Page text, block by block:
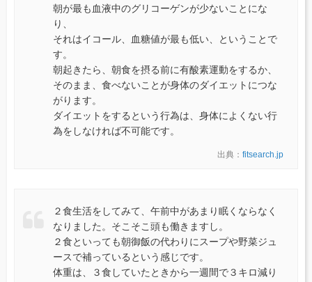
朝が最も血液中のグリコーゲンが少ないことにな
り、
それはイコール、血糖値が最も低い、ということで
す。
朝起きたら、朝食を摂る前に有酸素運動をするか、
そのまま、食べないことが身体のダイエットにつな
がります。
ダイエットをするという行為は、身体によくない行
為をしなければ不可能です。
出典： fitsearch.jp
２食生活をしてみて、午前中があまり眠くならなく
なりました。そこそこ頭も働きますし。
２食といっても朝御飯の代わりにスープや野菜ジュ
ースで補っているという感じです。
体重は、３食していたときから一週間で３キロ減り